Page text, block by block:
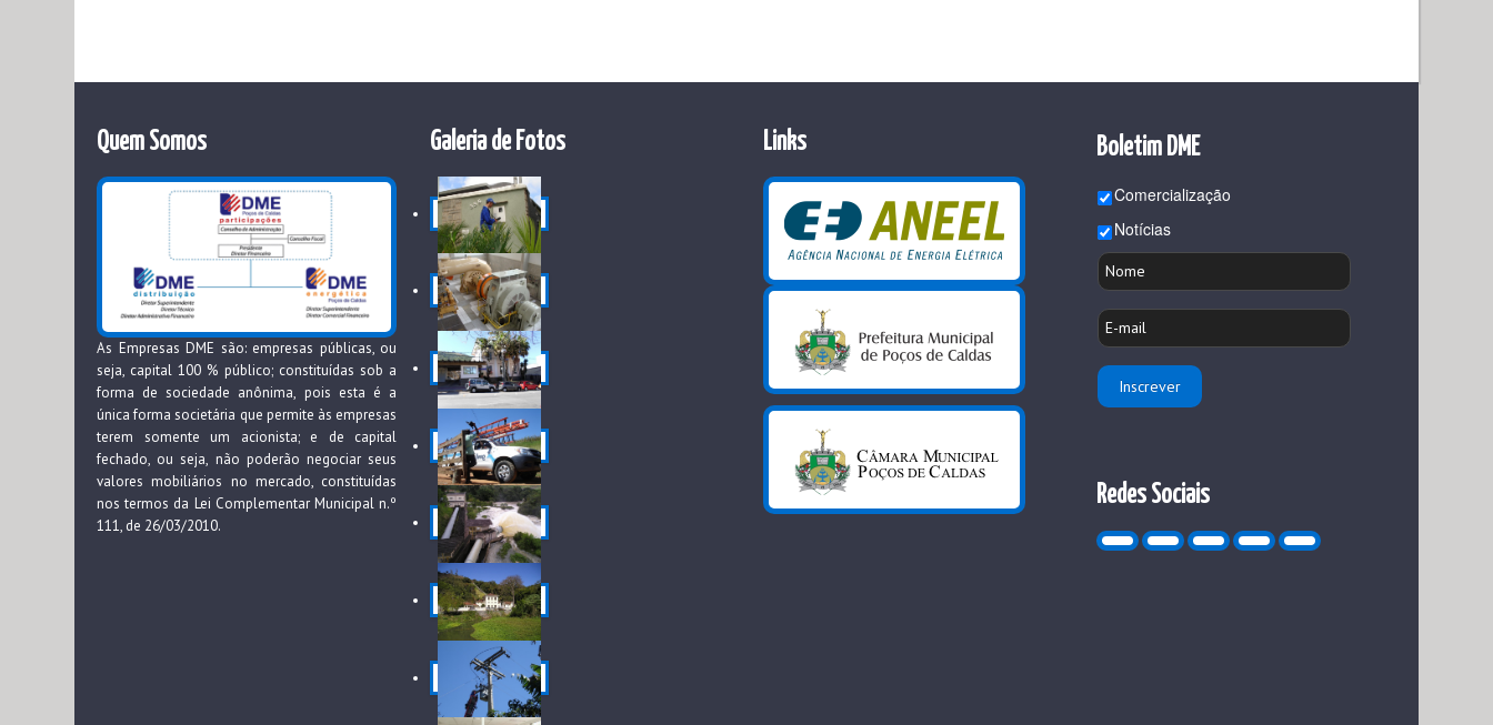
Quem Somos
As Empresas DME são: empresas públicas, ou
seja, capital 100 % público; constituídas sob a
forma de sociedade anônima, pois esta é a
única forma societária que permite às empresas
terem somente um acionista; e de capital
fechado, ou seja, não poderão negociar seus
valores mobiliários no mercado, constituídas
nos termos da Lei Complementar Municipal n.º
111, de 26/03/2010.
Galeria de Fotos Links Boletim DME
Comercialização
Notícias
Redes Sociais